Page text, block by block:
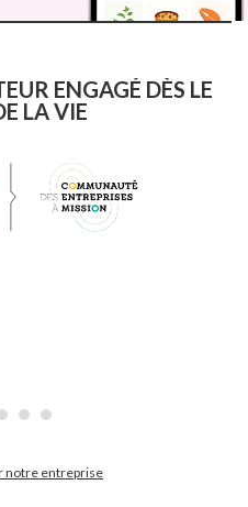
ENGAGÉ DÈS LE
LA VIE
notre entreprise